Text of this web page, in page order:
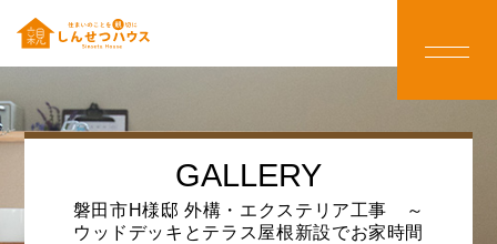
GALLERY
磐田市H様邸 外構・エクステリア工事 ～
ウッドデッキとテラス屋根新設でお家時間